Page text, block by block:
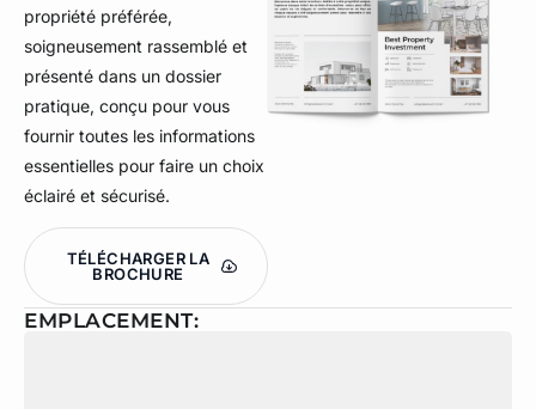
propriété préférée,
soigneusement rassemblé et
présenté dans un dossier
pratique, conçu pour vous
fournir toutes les informations
essentielles pour faire un choix
éclairé et sécurisé.
TÉLÉCHARGER LA
BROCHURE
EMPLACEMENT: